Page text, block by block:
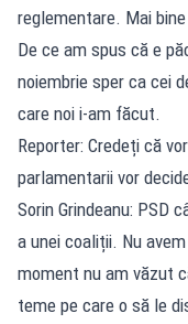
reglementare. Mai
De ce am spus că e
noiembrie sper ca cei
care noi i-am făcut.
Reporter: Credeți că
parlamentarii vor
Sorin Grindeanu: PSD
a unei coaliții. Nu
moment nu am văzut
teme pe care o să le